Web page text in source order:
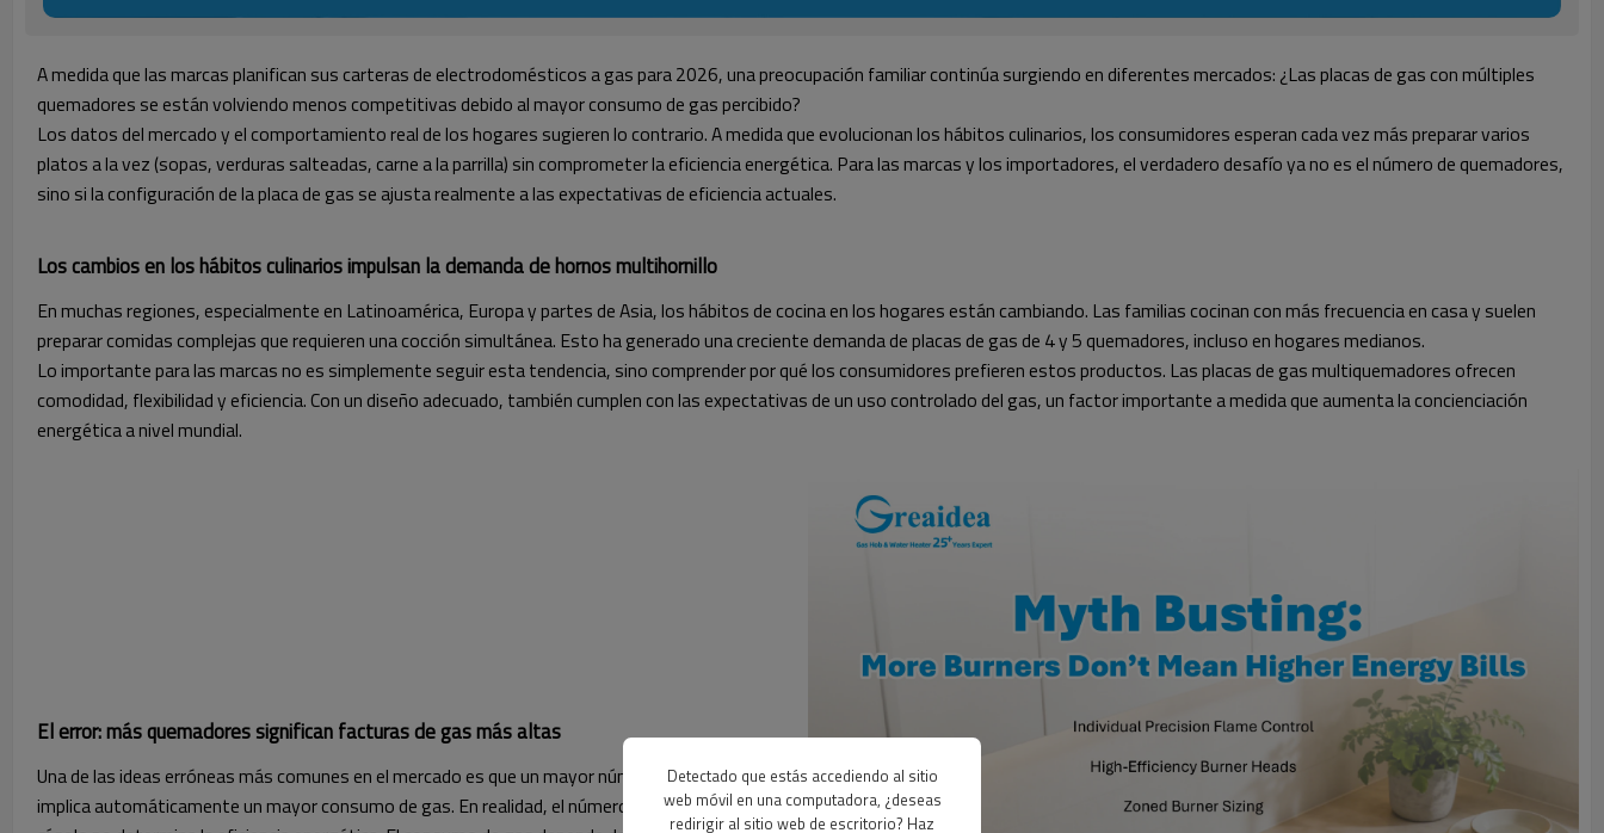
A medida que las marcas planifican sus carteras de electrodomésticos a gas para 2026, una preocupación familiar continúa surgiendo en diferentes mercados: ¿Las placas de gas con múltiples
quemadores se están volviendo menos competitivas debido al mayor consumo de gas percibido?
Los datos del mercado y el comportamiento real de los hogares sugieren lo contrario. A medida que evolucionan los hábitos culinarios, los consumidores esperan cada vez más preparar varios
platos a la vez (sopas, verduras salteadas, carne a la parrilla) sin comprometer la eficiencia energética. Para las marcas y los importadores, el verdadero desafío ya no es el número de quemadores,
sino si la configuración de la placa de gas se ajusta realmente a las expectativas de eficiencia actuales.
Los cambios en los hábitos culinarios impulsan la demanda de hornos multihornillo
En muchas regiones, especialmente en Latinoamérica, Europa y partes de Asia, los hábitos de cocina en los hogares están cambiando. Las familias cocinan con más frecuencia en casa y suelen
preparar comidas complejas que requieren una cocción simultánea. Esto ha generado una creciente demanda de placas de gas de 4 y 5 quemadores, incluso en hogares medianos.
Lo importante para las marcas no es simplemente seguir esta tendencia, sino comprender por qué los consumidores prefieren estos productos. Las placas de gas multiquemadores ofrecen
comodidad, flexibilidad y eficiencia. Con un diseño adecuado, también cumplen con las expectativas de un uso controlado del gas, un factor importante a medida que aumenta la concienciación
energética a nivel mundial.
El error: más quemadores significan facturas de gas más altas
Una de las ideas erróneas más comunes en el mercado es que un mayor número de quemadores
implica automáticamente un mayor consumo de gas. En realidad, el número de quemadores por
Detectado que estás accediendo al sitio
web móvil en una computadora, ¿deseas
redirigir al sitio web de escritorio? Haz